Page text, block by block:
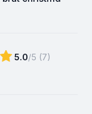
5.0/5 (7)